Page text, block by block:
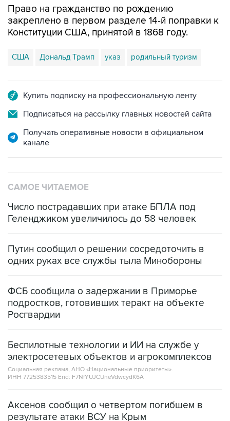
Конституции США, принятой в 1868 году.
США Дональд Трамп указ родильный туризм
Подписаться на рассылку главных новостей сайта
Получать оперативные новости в официальном
канале
Число пострадавших при атаке БПЛА под
Путин сообщил о решении сосредоточить в
ФСБ сообщила о задержании в Приморье
Росгвардии
Беспилотные технологии и ИИ на службе у
Социальная реклама, АНО «Национальные приоритеты».
ИНН 7725383515 Erid: F7NfYUJCUneVdwcydK6A
Аксенов сообщил о четвертом погибшем в